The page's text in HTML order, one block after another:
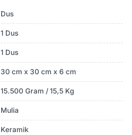
Dus
1 Dus
1 Dus
30 cm x 30 cm x 6 cm
15.500 Gram / 15,5 Kg
Mulia
Keramik